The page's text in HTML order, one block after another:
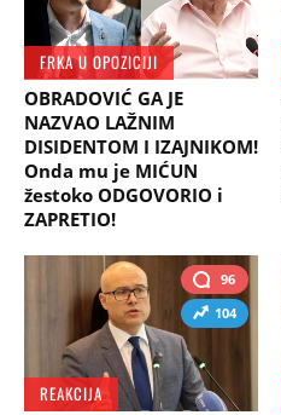
FRKA U OPOZICIJI
OBRADOVIĆ GA JE
NAZVAO LAŽNIM
DISIDENTOM I IZAJNIKOM!
Onda mu je MIĆUN
žestoko ODGOVORIO i
ZAPRETIO!
96
104
REAKCIJA